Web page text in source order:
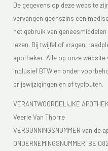
De gegevens op deze website
vervangen geenszins een
het gebruik van
lezen. Bij twijfel of vragen,
apotheker. Alle op onze website
inclusief BTW en onder
prijswijzigingen en of typfouten.
VERANTWOORDELIJKE
Veerle Van Thorre
VERGUNNINGSNUMMER van de
ONDERNEMINGSNUMMER: BE